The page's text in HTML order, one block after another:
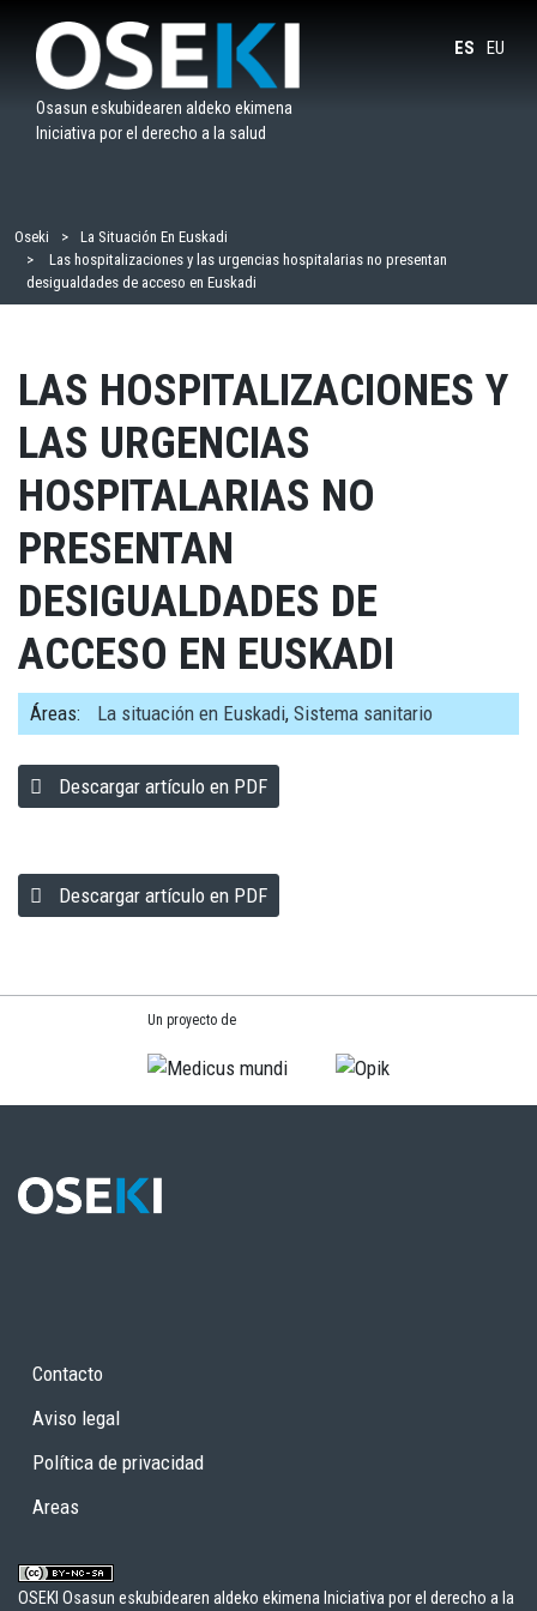
contenido
Osasun eskubidearen aldeko ekimena
Iniciativa por el derecho a la salud
ES EU
Oseki
La Situación En Euskadi
Las hospitalizaciones y las urgencias hospitalarias no presentan
desigualdades de acceso en Euskadi
LAS HOSPITALIZACIONES Y
LAS URGENCIAS
HOSPITALARIAS NO
PRESENTAN
DESIGUALDADES DE
ACCESO EN EUSKADI
Áreas: La situación en Euskadi, Sistema sanitario
Descargar artículo en PDF
Descargar artículo en PDF
Un proyecto de
Contacto
Aviso legal
Política de privacidad
Areas
OSEKI Osasun eskubidearen aldeko ekimena Iniciativa por el derecho a la